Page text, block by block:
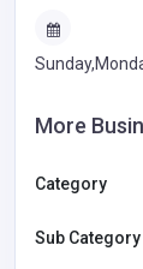
More
Category
Sub Category